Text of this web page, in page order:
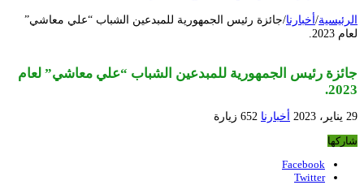
الرئيسية/ أخبارنا/جائزة رئيس الجمهورية للمبدعين الشباب “علي معاشي”
لعام 2023.
جائزة رئيس الجمهورية للمبدعين الشباب “علي معاشي” لعام
2023.
29 يناير، 2023 أخبارنا 652 زيارة
شاركها
Facebook
Twitter